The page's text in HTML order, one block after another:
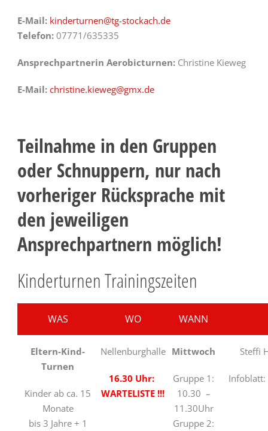
E-Mail: kinderturnen@tg-stockach.de
Telefon: 07771/635335
Ansprechpartnerin Aerobicturnen: Christine Kieweg
E-Mail: christine.kieweg@gmx.de
Teilnahme in den Gruppen
oder Schnuppern, nur nach
vorheriger Rücksprache mit
den jeweiligen
Ansprechpartnern möglich!
Kinderturnen Trainingszeiten
WAS WO WANN
Eltern-Kind-
Turnen
Kinder ab ca. 15
Monate
bis 3 Jahre + 1
Nellenburghalle
16.30 Uhr:
WARTELISTE !!!
Mittwoch
Gruppe 1:
10.30 –
11.30Uhr
Gruppe 2:
Steffi
Infoblatt: